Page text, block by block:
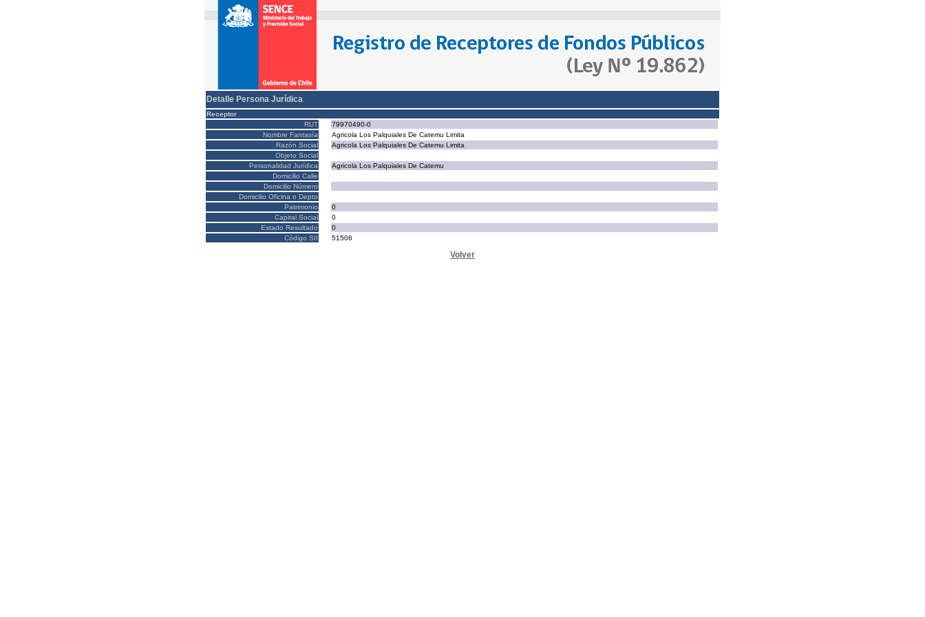
Detalle Persona Jurídica
Receptor
RUT
79970490-0
Nombre Fantasía
Agricola Los Palquiales De Catemu Limita
Razón Social
Agricola Los Palquiales De Catemu Limita
Objeto Social
Personalidad Jurídica
Agricola Los Palquiales De Catemu
Domicilio Calle
Domicilio Número
Domicilio Oficina o Depto
Patrimonio
0
Capital Social
0
Estado Resultado
0
Código SII
51506
Volver